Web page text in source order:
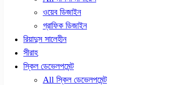
ওয়েব ডিজাইন
গ্রাফিক ডিজাইন
রিয়াদুস সালেহীন
সীরাহ
স্কিল ডেভেলপমেন্ট
All স্কিল ডেভেলপমেন্ট